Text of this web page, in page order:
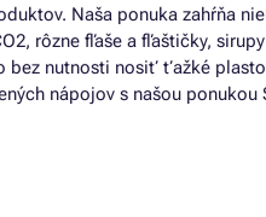
Naša ponuka zahŕňa
rôzne fľaše a fľaštičky,
nutnosti nosiť ťažké
nápojov s našou ponukou